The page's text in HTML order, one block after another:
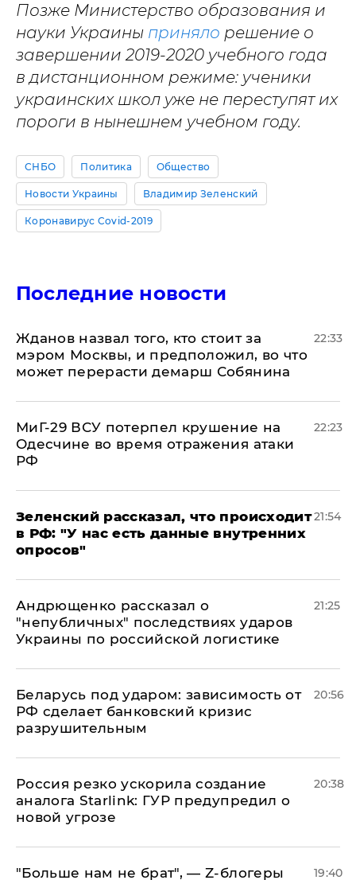
Позже Министерство образования и
науки Украины приняло решение о
завершении 2019-2020 учебного года
в дистанционном режиме: ученики
украинских школ уже не переступят их
пороги в нынешнем учебном году.
СНБО Политика Общество
Новости Украины Владимир Зеленский
Коронавирус Covid-2019
Последние новости
Жданов назвал того, кто стоит за
мэром Москвы, и предположил, во что
может перерасти демарш Собянина
22:33
МиГ-29 ВСУ потерпел крушение на
Одесчине во время отражения атаки
РФ
22:23
​Зеленский рассказал, что происходит
в РФ: "У нас есть данные внутренних
опросов"
21:54
Андрющенко рассказал о
"непубличных" последствиях ударов
Украины по российской логистике
21:25
Беларусь под ударом: зависимость от
РФ сделает банковский кризис
разрушительным
20:56
​Россия резко ускорила создание
аналога Starlink: ГУР предупредил о
новой угрозе
20:38
​"Больше нам не брат", — Z-блогеры 19:40